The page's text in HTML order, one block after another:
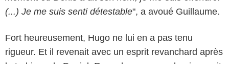
(...) Je me suis senti détestable", a avoué Guillaume.
Fort heureusement, Hugo ne lui en a pas tenu
rigueur. Et il revenait avec un esprit revanchard après